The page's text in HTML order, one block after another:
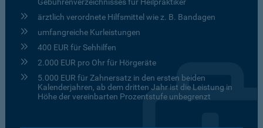
ärztlich verordnete Hilfsmittel wie z. B. Bandagen
umfangreiche Kurleistungen
400 EUR für Sehhilfen
2.000 EUR pro Ohr für Hörgeräte
5.000 EUR für Zahnersatz in den ersten beiden
Kalenderjahren, ab dem dritten Jahr ist die Leistung in
Höhe der vereinbarten Prozentstufe unbegrenzt